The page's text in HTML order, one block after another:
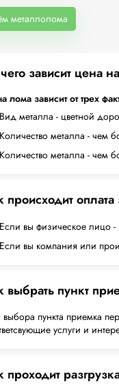
металлолома
зависит цена
лома зависит от трех
Вид металла - цветной
Количество металла - чем
Количество металла - чем
происходит
Если вы физическое лицо -
Если вы компания или
выбрать пункт
пункта приемка
услуги и
проходит